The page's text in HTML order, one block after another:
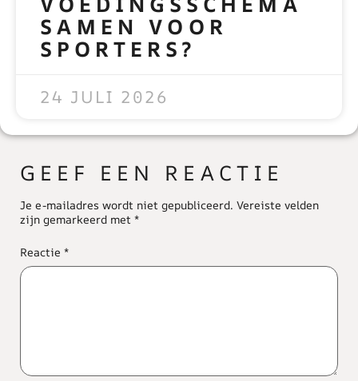
SAMEN VOOR
SPORTERS?
24 JULI 2026
GEEF EEN REACTIE
Je e-mailadres wordt niet gepubliceerd. Vereiste velden
zijn gemarkeerd met *
Reactie *